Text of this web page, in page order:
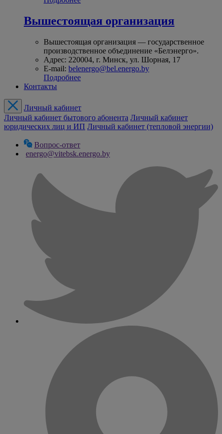
Вышестоящая организация
Вышестоящая организация — государственное
производственное объединение «Белэнерго».
Адрес: 220004, г. Минск, ул. Шорная, 17
E-mail: belenergo@bel.energo.by
Подробнее
Контакты
Личный кабинет
Личный кабинет бытового абонента Личный кабинет
юридических лиц и ИП Личный кабинет (тепловой энергии)
Вопрос-ответ
energo@vitebsk.energo.by